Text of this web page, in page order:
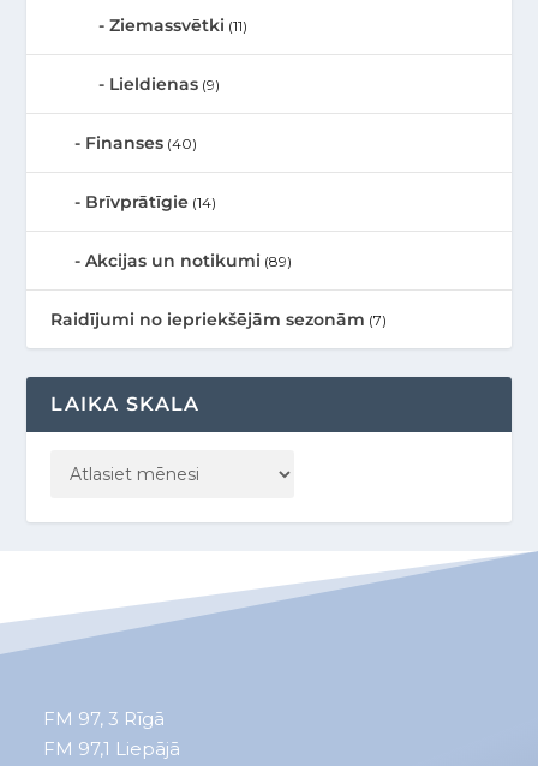
Ziemassvētki (11)
Lieldienas (9)
Finanses (40)
Brīvprātīgie (14)
Akcijas un notikumi (89)
Raidījumi no iepriekšējām sezonām (7)
LAIKA SKALA
FM 97, 3 Rīgā
FM 97,1 Liepājā